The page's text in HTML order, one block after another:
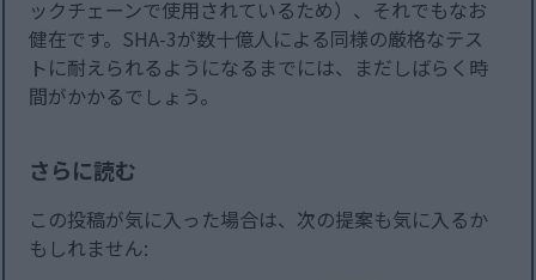
ックチェーンで使用されているため）、それでもなお
健在です。SHA-3が数十億人による同様の厳格なテス
トに耐えられるようになるまでには、まだしばらく時
間がかかるでしょう。
さらに読む
この投稿が気に入った場合は、次の提案も気に入るか
もしれません: